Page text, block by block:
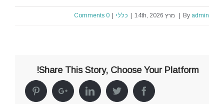
By admin מרץ 14th, 2026 כללי 0 Comments
Share This Story, Choose Your Platform!
Facebook
Twitter
Linkedin
Google+
Pinterest